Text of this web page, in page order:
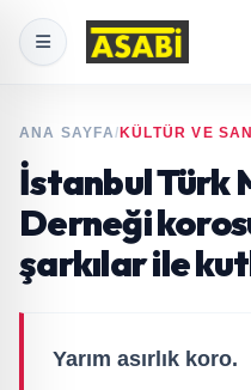
ANA SAYFA/ KÜLTÜR VE
İstanbul Türk
Derneği
şarkılar ile
Yarım asırlık koro.